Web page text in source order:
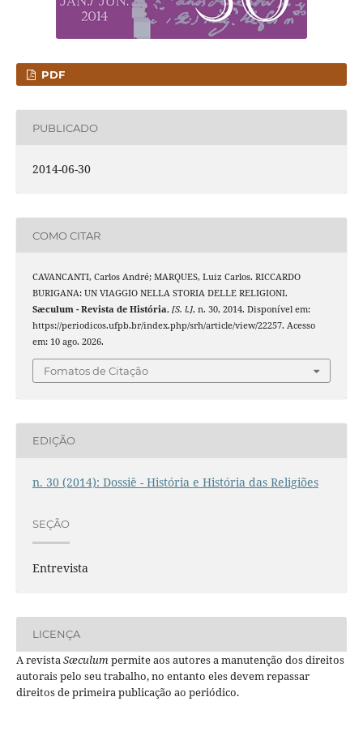
PDF
PUBLICADO
2014-06-30
COMO CITAR
CAVANCANTI, Carlos André; MARQUES, Luiz Carlos. RICCARDO
BURIGANA: UN VIAGGIO NELLA STORIA DELLE RELIGIONI.
Sæculum - Revista de História, [S. l.], n. 30, 2014. Disponível em:
https://periodicos.ufpb.br/index.php/srh/article/view/22257. Acesso
em: 10 ago. 2026.
Fomatos de Citação
EDIÇÃO
n. 30 (2014): Dossiê - História e História das Religiões
SEÇÃO
Entrevista
LICENÇA
A revistaSæculumpermite aos autores a manutenção dos direitos
autorais pelo seu trabalho, no entanto eles devem repassar
direitos de primeira publicação ao periódico.